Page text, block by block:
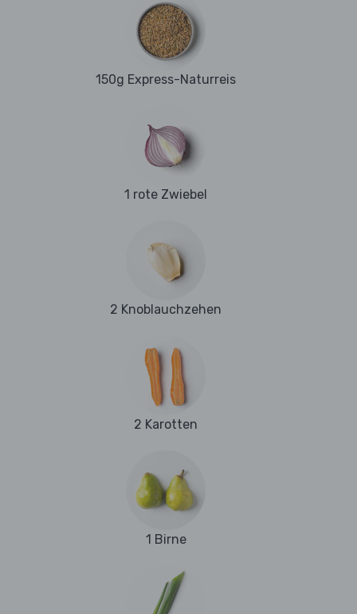
150g Express-Naturreis
1 rote Zwiebel
2 Knoblauchzehen
2 Karotten
1 Birne